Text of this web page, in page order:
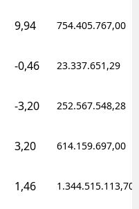
9,94 754.405.767,00
-0,46 23.337.651,29
-3,20 252.567.548,28
3,20 614.159.697,00
1,46 1.344.515.113,70